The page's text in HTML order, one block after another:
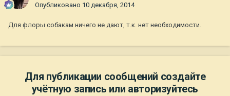
Опубликовано 10 декабря, 2014
Для флоры собакам ничего не дают, т.к. нет необходимости.
Для публикации сообщений создайте
учётную запись или авторизуйтесь